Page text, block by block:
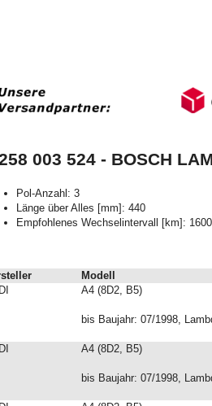
003 524 - BOSCH
Pol-Anzahl: 3
Länge über Alles [mm]: 440
Empfohlenes Wechselintervall [km]:
Modell
A4 (8D2, B5)
bis Baujahr: 07/1998,
A4 (8D2, B5)
bis Baujahr: 07/1998,